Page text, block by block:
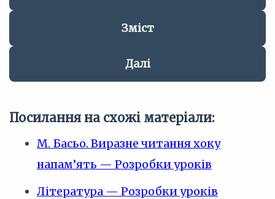
Зміст
Далі
Посилання на схожі матеріали:
М. Басьо. Виразне читання хоку
напам’ять — Розробки уроків
Література — Розробки уроків